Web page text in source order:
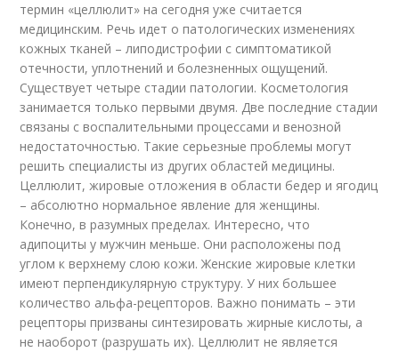
термин «целлюлит» на сегодня уже считается
медицинским. Речь идет о патологических изменениях
кожных тканей – липодистрофии с симптоматикой
отечности, уплотнений и болезненных ощущений.
Существует четыре стадии патологии. Косметология
занимается только первыми двумя. Две последние стадии
связаны с воспалительными процессами и венозной
недостаточностью. Такие серьезные проблемы могут
решить специалисты из других областей медицины.
Целлюлит, жировые отложения в области бедер и ягодиц
– абсолютно нормальное явление для женщины.
Конечно, в разумных пределах. Интересно, что
адипоциты у мужчин меньше. Они расположены под
углом к верхнему слою кожи. Женские жировые клетки
имеют перпендикулярную структуру. У них большее
количество альфа-рецепторов. Важно понимать – эти
рецепторы призваны синтезировать жирные кислоты, а
не наоборот (разрушать их). Целлюлит не является